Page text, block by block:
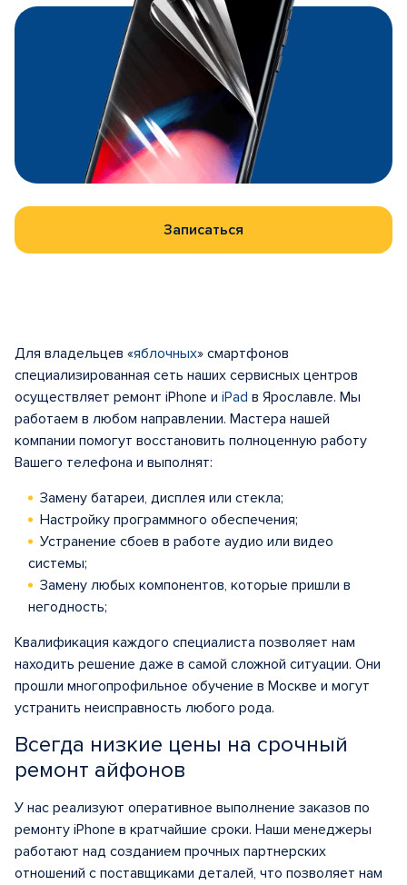
Записаться
Для владельцев «яблочных» смартфонов
специализированная сеть наших сервисных центров
осуществляет ремонт iPhone и iPad в Ярославле. Мы
работаем в любом направлении. Мастера нашей
компании помогут восстановить полноценную работу
Вашего телефона и выполнят:
Замену батареи, дисплея или стекла;
Настройку программного обеспечения;
Устранение сбоев в работе аудио или видео
системы;
Замену любых компонентов, которые пришли в
негодность;
Квалификация каждого специалиста позволяет нам
находить решение даже в самой сложной ситуации. Они
прошли многопрофильное обучение в Москве и могут
устранить неисправность любого рода.
Всегда низкие цены на срочный
ремонт айфонов
У нас реализуют оперативное выполнение заказов по
ремонту iPhone в кратчайшие сроки. Наши менеджеры
работают над созданием прочных партнерских
отношений с поставщиками деталей, что позволяет нам